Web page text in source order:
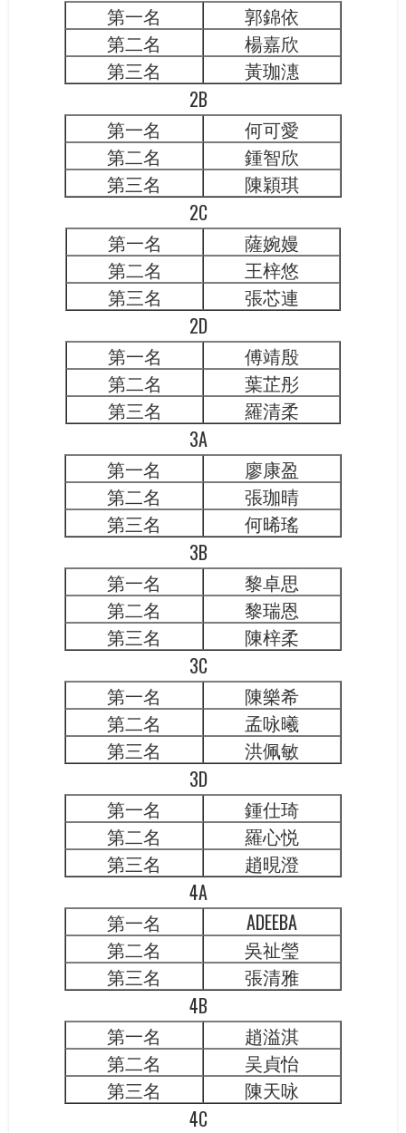
第一名
郭錦依
第二名
楊嘉欣
第三名
黃珈潓
2B
第一名
何可愛
第二名
鍾智欣
第三名
陳穎琪
2C
第一名
薩婉嫚
第二名
王梓悠
第三名
張芯連
2D
第一名
傅靖殷
第二名
葉芷彤
第三名
羅清柔
3A
第一名
廖康盈
第二名
張珈晴
第三名
何晞瑤
3B
第一名
黎卓思
第二名
黎瑞恩
第三名
陳梓柔
3C
第一名
陳樂希
第二名
孟咏曦
第三名
洪佩敏
3D
第一名
鍾仕琦
第二名
羅心悦
第三名
趙晛澄
4A
第一名
ADEEBA
第二名
吳祉瑩
第三名
張清雅
4B
第一名
趙溢淇
第二名
吴貞怡
第三名
陳天咏
4C